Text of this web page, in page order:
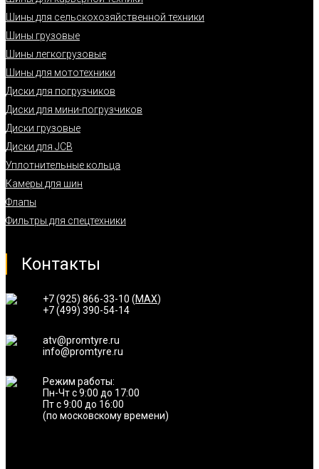
Шины для сельскохозяйственной техники
Шины грузовые
Шины легкогрузовые
Шины для мототехники
Диски для погрузчиков
Диски для мини-погрузчиков
Диски грузовые
Диски для JCB
Уплотнительные кольца
Камеры для шин
Флапы
Фильтры для спецтехники
Контакты
+7 (925) 866-33-10 (MAX)
+7 (499) 390-54-14
atv@promtyre.ru
info@promtyre.ru
Режим работы:
Пн-Чт с 9:00 до 17:00
Пт с 9:00 до 16:00
(по московскому времени)